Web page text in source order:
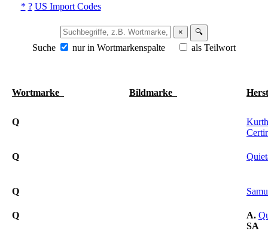
* ? US Import Codes
× 🔍
Suche nur in Wortmarkenspalte als Teilwort
Wortmarke Bildmarke
Q
Kurth
Q
Q
Q A.
SA